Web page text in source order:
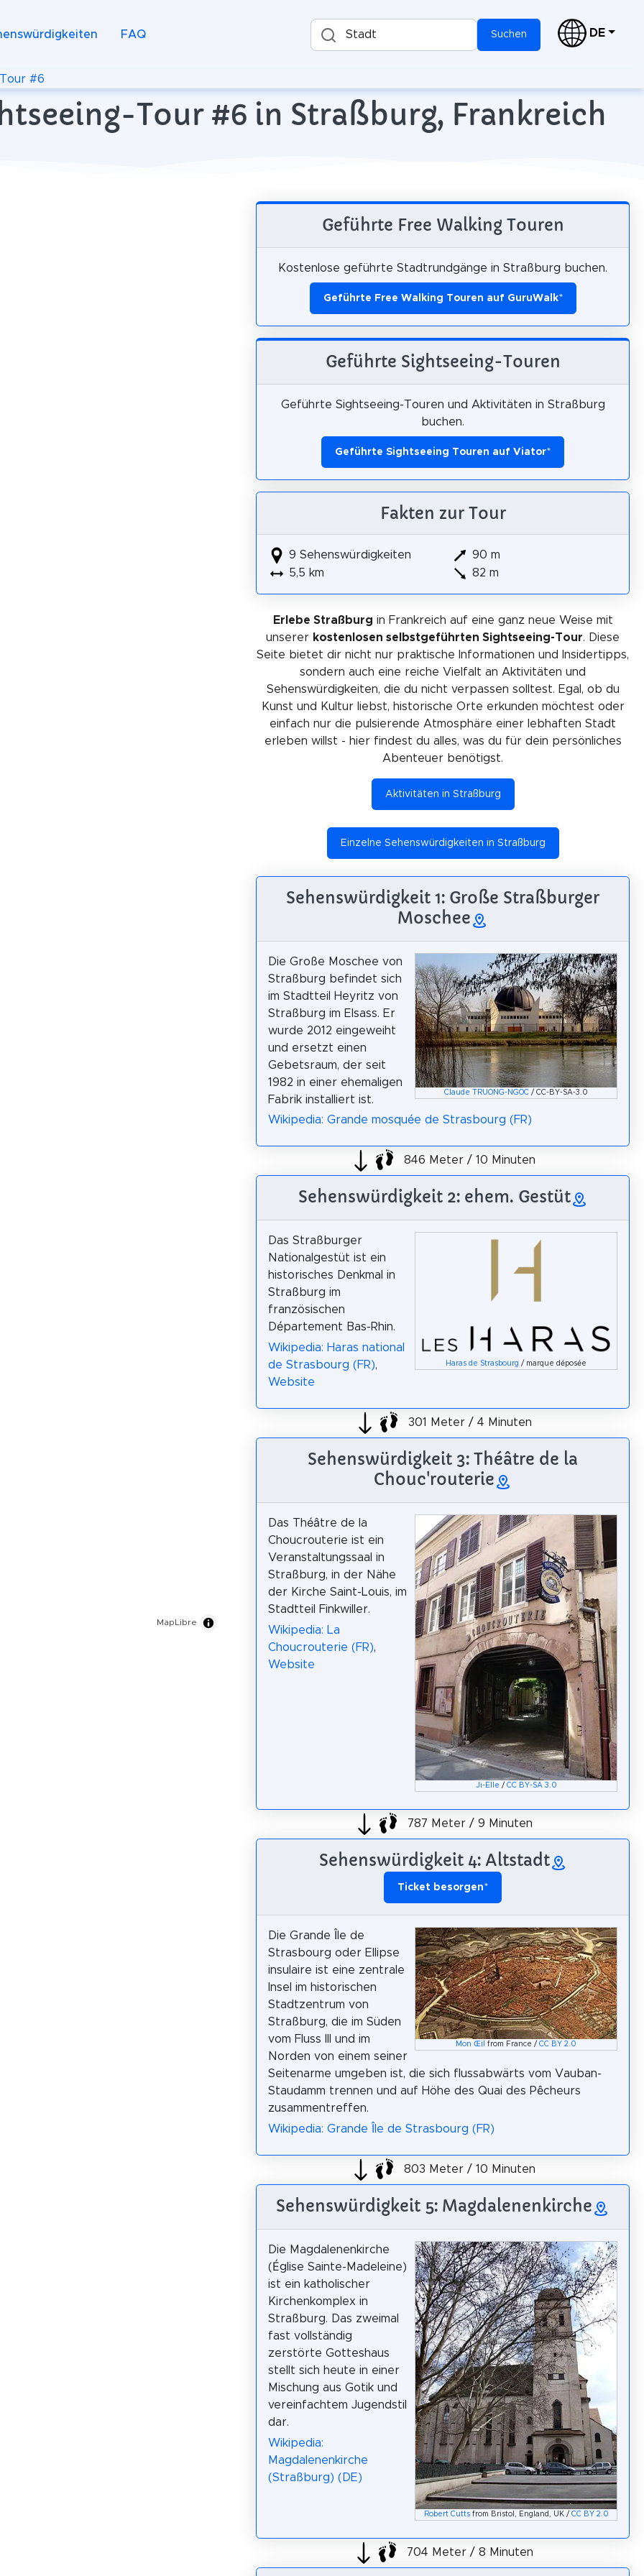
FAQ Stadt Suchen DE
Tour #6
Tour #6 in Straßburg, Frankreich
MapLibre
Geführte Free Walking Touren
Kostenlose geführte Stadtrundgänge in Straßburg buchen.
Geführte Free Walking Touren auf GuruWalk*
Geführte Sightseeing-Touren
Geführte Sightseeing-Touren und Aktivitäten in Straßburg
buchen.
Geführte Sightseeing Touren auf Viator*
Fakten zur Tour
9 Sehenswürdigkeiten
5,5 km
90 m
82 m
Erlebe Straßburg in Frankreich auf eine ganz neue Weise mit
unserer kostenlosen selbstgeführten Sightseeing-Tour. Diese
Seite bietet dir nicht nur praktische Informationen und Insidertipps,
sondern auch eine reiche Vielfalt an Aktivitäten und
Sehenswürdigkeiten, die du nicht verpassen solltest. Egal, ob du
Kunst und Kultur liebst, historische Orte erkunden möchtest oder
einfach nur die pulsierende Atmosphäre einer lebhaften Stadt
erleben willst - hier findest du alles, was du für dein persönliches
Abenteuer benötigst.
Aktivitäten in Straßburg
Einzelne Sehenswürdigkeiten in Straßburg
Sehenswürdigkeit 1: Große Straßburger
Moschee
Claude TRUONG-NGOC / CC-BY-SA-3.0
Die Große Moschee von
Straßburg befindet sich
im Stadtteil Heyritz von
Straßburg im Elsass. Er
wurde 2012 eingeweiht
und ersetzt einen
Gebetsraum, der seit
1982 in einer ehemaligen
Fabrik installiert ist.
Wikipedia: Grande mosquée de Strasbourg (FR)
846 Meter / 10 Minuten
Sehenswürdigkeit 2: ehem. Gestüt
Haras de Strasbourg / marque déposée
Das Straßburger
Nationalgestüt ist ein
historisches Denkmal in
Straßburg im
französischen
Département Bas-Rhin.
Wikipedia: Haras national
de Strasbourg (FR),
Website
301 Meter / 4 Minuten
Sehenswürdigkeit 3: Théâtre de la
Chouc'routerie
Ji-Elle / CC BY-SA 3.0
Das Théâtre de la
Choucrouterie ist ein
Veranstaltungssaal in
Straßburg, in der Nähe
der Kirche Saint-Louis, im
Stadtteil Finkwiller.
Wikipedia: La
Choucrouterie (FR),
Website
787 Meter / 9 Minuten
Sehenswürdigkeit 4: Altstadt
Ticket besorgen*
Mon Œil from France /CC BY 2.0
Die Grande Île de
Strasbourg oder Ellipse
insulaire ist eine zentrale
Insel im historischen
Stadtzentrum von
Straßburg, die im Süden
vom Fluss Ill und im
Norden von einem seiner
Seitenarme umgeben ist, die sich flussabwärts vom Vauban-
Staudamm trennen und auf Höhe des Quai des Pêcheurs
zusammentreffen.
Wikipedia: Grande Île de Strasbourg (FR)
803 Meter / 10 Minuten
Sehenswürdigkeit 5: Magdalenenkirche
Robert Cuttsfrom Bristol, England, UK / CC BY 2.0
Die Magdalenenkirche
(Église Sainte-Madeleine)
ist ein katholischer
Kirchenkomplex in
Straßburg. Das zweimal
fast vollständig
zerstörte Gotteshaus
stellt sich heute in einer
Mischung aus Gotik und
vereinfachtem Jugendstil
dar.
Wikipedia:
Magdalenenkirche
(Straßburg) (DE)
704 Meter / 8 Minuten